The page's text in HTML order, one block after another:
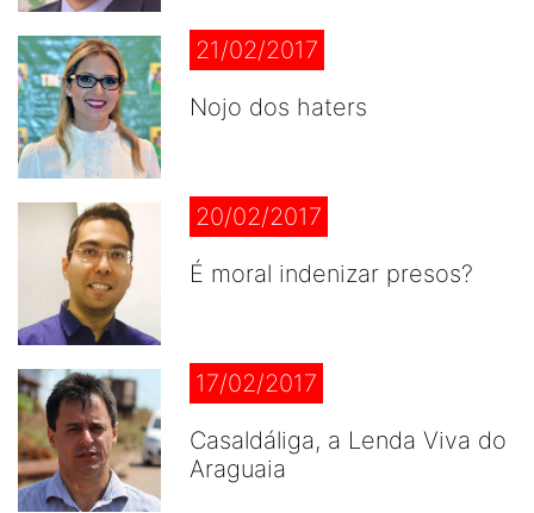
21/02/2017
Nojo dos haters
20/02/2017
É moral indenizar presos?
17/02/2017
Casaldáliga, a Lenda Viva do
Araguaia